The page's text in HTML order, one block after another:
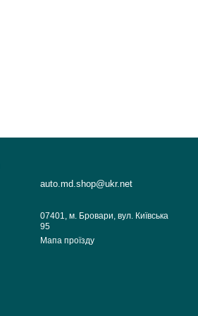
auto.md.shop@ukr.net
07401, м. Бровари, вул. Київська
95
Мапа проїзду